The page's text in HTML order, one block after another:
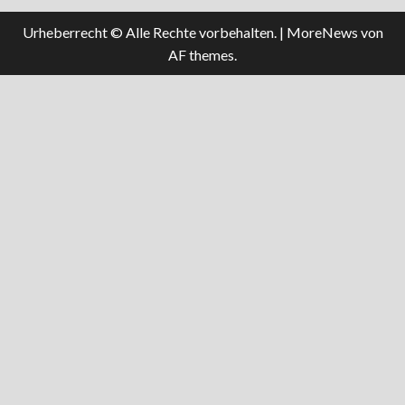
Urheberrecht © Alle Rechte vorbehalten. | MoreNews von
AF themes.